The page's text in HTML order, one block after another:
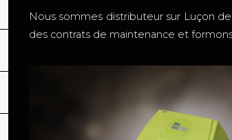
Nous sommes distributeur sur Luçon
des contrats de maintenance et